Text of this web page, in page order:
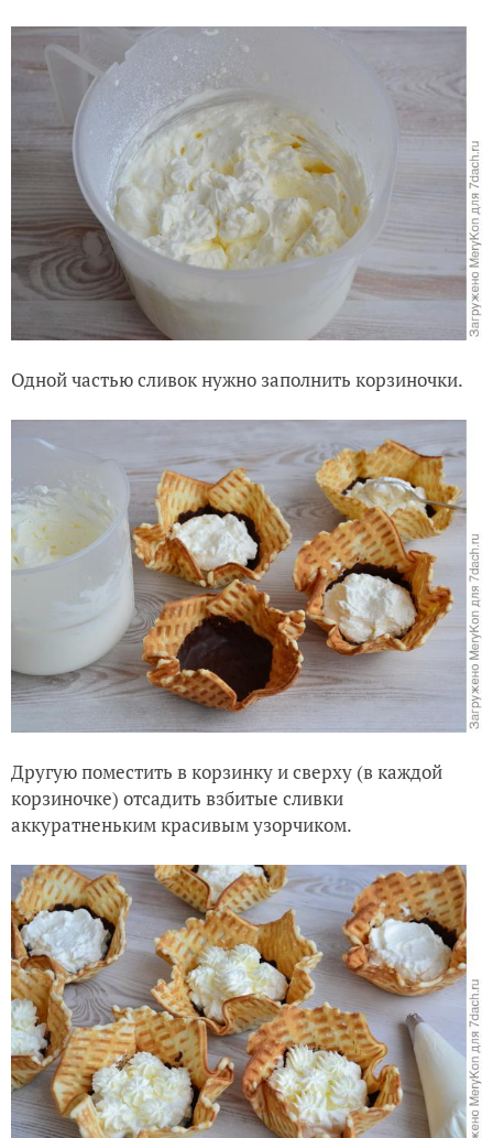
Одной частью сливок нужно заполнить корзиночки.
Другую поместить в корзинку и сверху (в каждой
корзиночке) отсадить взбитые сливки
аккуратненьким красивым узорчиком.